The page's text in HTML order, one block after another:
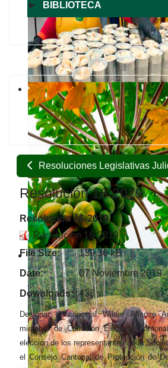
► BIBLIOTECA
Resoluciones Legislativas
Resolución 16-2019
Resolución 16-2019
Resolución 16-2019
File Size:
139.36 kB
Date:
07 Noviembre 2019
Downloads: 438 x
Designar al concejal Wilder Alfonso
miembro de Comisión Electoral
elección de los representantes de la
el Consejo Cantonal de Protección de